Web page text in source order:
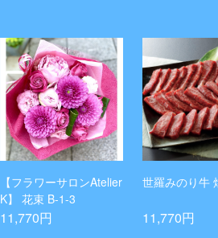
【フラワーサロンAtelier
K】 花束 B-1-3
11,770円
世羅みのり牛
11,770円